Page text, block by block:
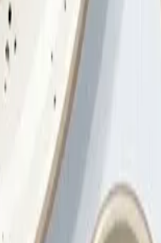
(450–500 ккал)